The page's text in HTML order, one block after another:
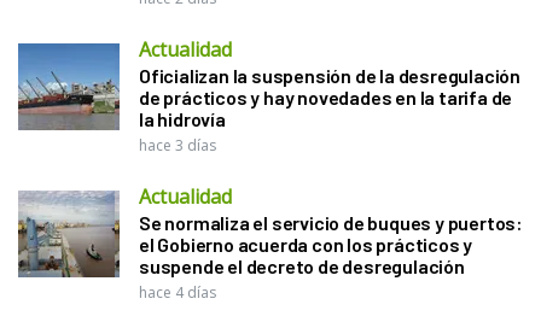
Actualidad
Oficializan la suspensión de la desregulación
de prácticos y hay novedades en la tarifa de
la hidrovía
hace 3 días
Actualidad
Se normaliza el servicio de buques y puertos:
el Gobierno acuerda con los prácticos y
suspende el decreto de desregulación
hace 4 días